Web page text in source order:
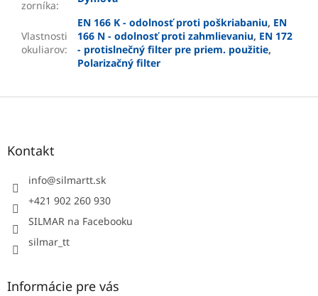
zorníka:
Vlastnosti
okuliarov:
EN 166 K - odolnosť proti poškriabaniu, EN
166 N - odolnosť proti zahmlievaniu, EN 172
- protislnečný filter pre priem. použitie,
Polarizačný filter
Z
Kontakt
info@silmartt.sk
+421 902 260 930
SILMAR na Facebooku
silmar_tt
Informácie pre vás